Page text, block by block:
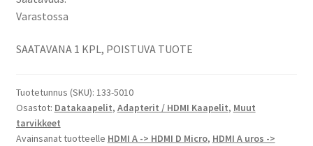
HDMI
D
Micro
määrä
Varastossa
SAATAVANA 1 KPL, POISTUVA TUOTE
Tuotetunnus (SKU): 133-5010
Osastot: Datakaapelit, Adapterit / HDMI Kaapelit, Muut
tarvikkeet
Avainsanat tuotteelle HDMI A -> HDMI D Micro, HDMI A uros ->